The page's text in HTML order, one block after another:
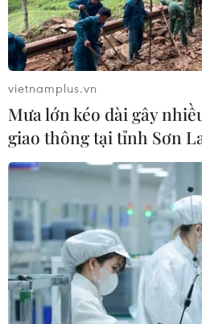
mừng tới tân Tổng thống Mỹ
đồng thời bày tỏ mong muốn
với chính quyền mới ở
vietnamplus.vn
Mưa lớn kéo dài gây
giao thông tại tỉnh Sơn